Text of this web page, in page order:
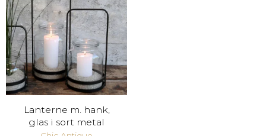
Lanterne m. hank,
glas i sort metal